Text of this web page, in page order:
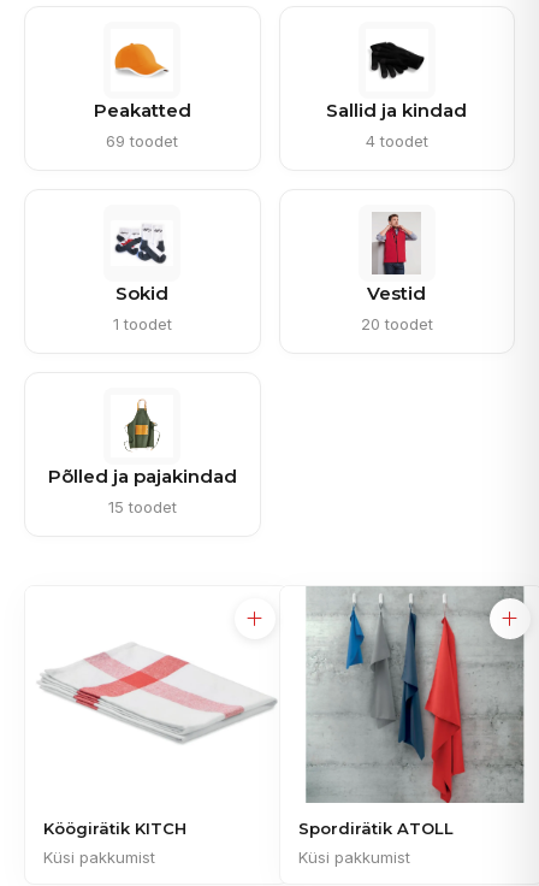
Peakatted
69 toodet
Sallid ja kindad
4 toodet
Sokid
1 toodet
Vestid
20 toodet
Põlled ja pajakindad
15 toodet
Köögirätik KITCH
Küsi pakkumist
Spordirätik ATOLL
Küsi pakkumist